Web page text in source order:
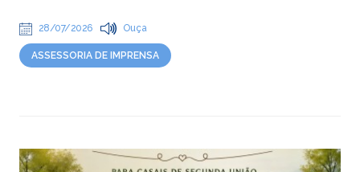
28/07/2026 Ouça
ASSESSORIA DE IMPRENSA